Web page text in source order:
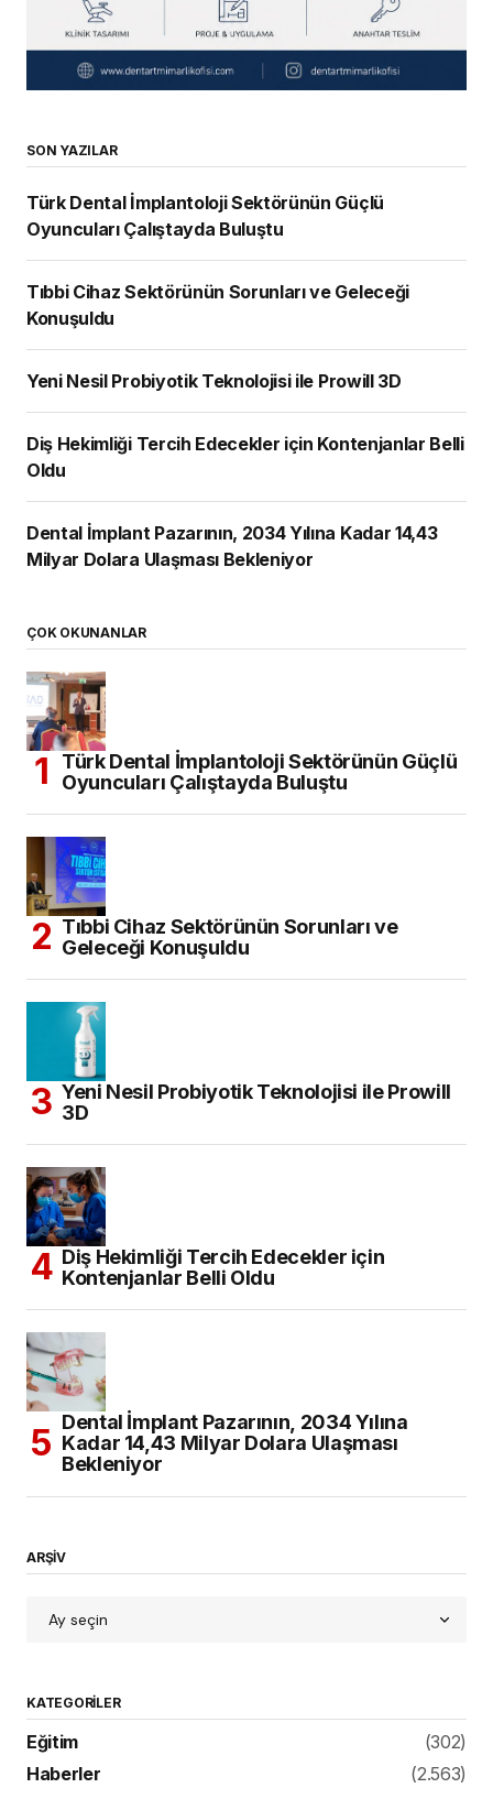
SON YAZILAR
Türk Dental İmplantoloji Sektörünün Güçlü
Oyuncuları Çalıştayda Buluştu
Tıbbi Cihaz Sektörünün Sorunları ve Geleceği
Konuşuldu
Yeni Nesil Probiyotik Teknolojisi ile Prowill 3D
Diş Hekimliği Tercih Edecekler için Kontenjanlar Belli
Oldu
Dental İmplant Pazarının, 2034 Yılına Kadar 14,43
Milyar Dolara Ulaşması Bekleniyor
ÇOK OKUNANLAR
Türk Dental İmplantoloji Sektörünün Güçlü
Oyuncuları Çalıştayda Buluştu
Tıbbi Cihaz Sektörünün Sorunları ve
Geleceği Konuşuldu
Yeni Nesil Probiyotik Teknolojisi ile Prowill
3D
Diş Hekimliği Tercih Edecekler için
Kontenjanlar Belli Oldu
Dental İmplant Pazarının, 2034 Yılına
Kadar 14,43 Milyar Dolara Ulaşması
Bekleniyor
ARŞİV
KATEGORILER
Eğitim
(302)
Haberler
(2.563)